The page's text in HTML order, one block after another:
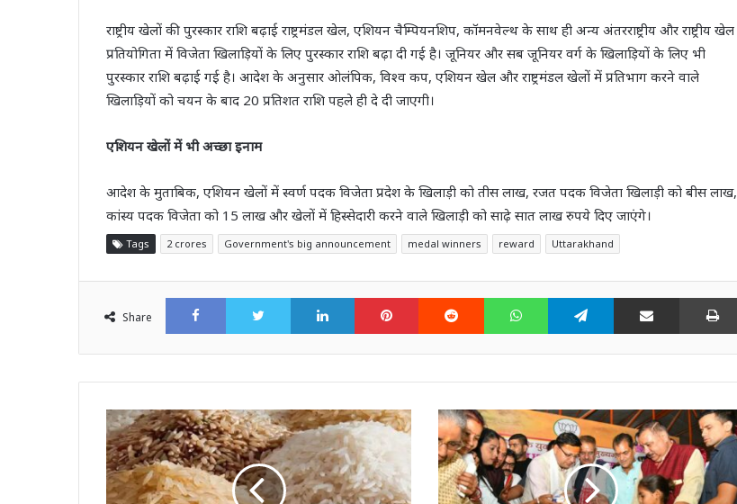
राष्ट्रीय खेलों की पुरस्कार राशि बढ़ाई राष्ट्रमंडल खेल, एशियन चैम्पियनशिप, कॉमनवेल्थ के साथ ही अन्य अंतरराष्ट्रीय और राष्ट्रीय खेल
प्रतियोगिता में विजेता खिलाड़ियों के लिए पुरस्कार राशि बढ़ा दी गई है। जूनियर और सब जूनियर वर्ग के खिलाड़ियों के लिए भी
पुरस्कार राशि बढ़ाई गई है। आदेश के अनुसार ओलंपिक, विश्व कप, एशियन खेल और राष्ट्रमंडल खेलों में प्रतिभाग करने वाले
खिलाड़ियों को चयन के बाद 20 प्रतिशत राशि पहले ही दे दी जाएगी।
एशियन खेलों में भी अच्छा इनाम
आदेश के मुताबिक, एशियन खेलों में स्वर्ण पदक विजेता प्रदेश के खिलाड़ी को तीस लाख, रजत पदक विजेता खिलाड़ी को बीस लाख,
कांस्य पदक विजेता को 15 लाख और खेलों में हिस्सेदारी करने वाले खिलाड़ी को साढ़े सात लाख रुपये दिए जाएंगे।
Tags 2 crores Government's big announcement medal winners reward Uttarakhand
Share
FacebookTwitter LinkedIn Pinterest Reddit WhatsAppTelegram Share via Email